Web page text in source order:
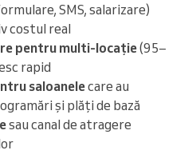
SMS, salarizare)
costul real
pentru multi-locație(95–
rapid
saloanelecare au
și plăți de bază
sau canal de atragere